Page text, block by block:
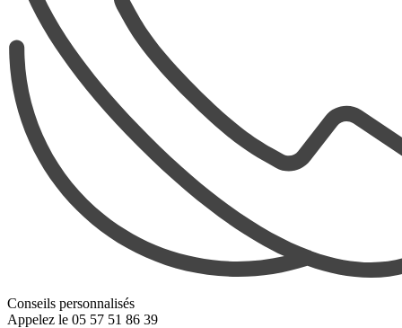
Conseils personnalisés
Appelez le 05 57 51 86 39